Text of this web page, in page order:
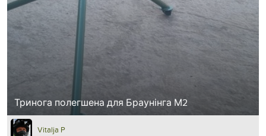
Тринога полегшена для Браунінга М2
Vitalja P